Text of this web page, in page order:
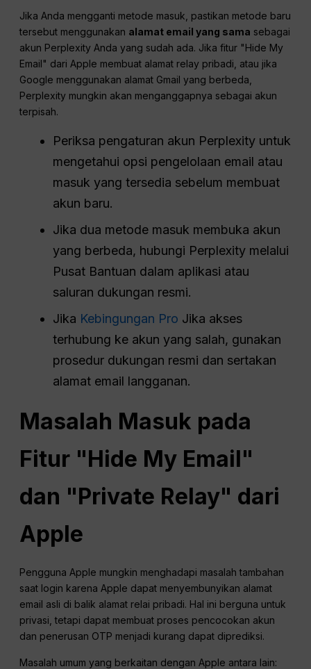
Jika Anda mengganti metode masuk, pastikan metode baru
tersebut menggunakan alamat email yang sama sebagai
akun Perplexity Anda yang sudah ada. Jika fitur "Hide My
Email" dari Apple membuat alamat relay pribadi, atau jika
Google menggunakan alamat Gmail yang berbeda,
Perplexity mungkin akan menganggapnya sebagai akun
terpisah.
Periksa pengaturan akun Perplexity untuk
mengetahui opsi pengelolaan email atau
masuk yang tersedia sebelum membuat
akun baru.
Jika dua metode masuk membuka akun
yang berbeda, hubungi Perplexity melalui
Pusat Bantuan dalam aplikasi atau
saluran dukungan resmi.
Jika Kebingungan Pro Jika akses
terhubung ke akun yang salah, gunakan
prosedur dukungan resmi dan sertakan
alamat email langganan.
Masalah Masuk pada
Fitur "Hide My Email"
dan "Private Relay" dari
Apple
Pengguna Apple mungkin menghadapi masalah tambahan
saat login karena Apple dapat menyembunyikan alamat
email asli di balik alamat relai pribadi. Hal ini berguna untuk
privasi, tetapi dapat membuat proses pencocokan akun
dan penerusan OTP menjadi kurang dapat diprediksi.
Masalah umum yang berkaitan dengan Apple antara lain: